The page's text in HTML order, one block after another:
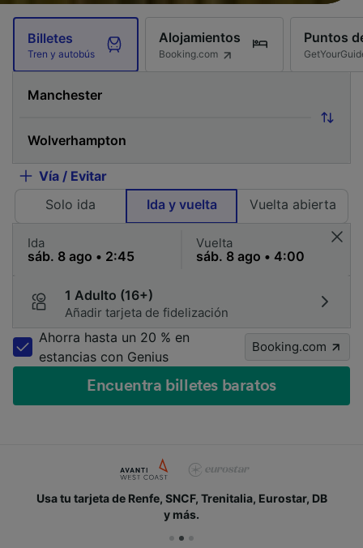
Billetes
Tren y autobús
Alojamientos
Booking.com
Puntos
Vía / Evitar
Solo ida
Ida y vuelta Vuelta abierta
Ida Vuelta
1 Adulto (16+)
Añadir tarjeta de fidelización
Ahorra hasta un 20 % en
estancias con Genius
Booking.com
Encuentra billetes baratos
Usa tu tarjeta de Renfe, SNCF, Trenitalia, Eurostar, DB
y más.